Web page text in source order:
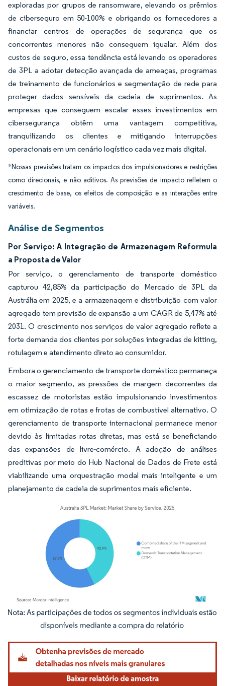
exploradas por grupos de ransomware, elevando os prêmios
de ciberseguro em 50-100% e obrigando os fornecedores a
financiar centros de operações de segurança que os
concorrentes menores não conseguem igualar. Além dos
custos de seguro, essa tendência está levando os operadores
de 3PL a adotar detecção avançada de ameaças, programas
de treinamento de funcionários e segmentação de rede para
proteger dados sensíveis da cadeia de suprimentos. As
empresas que conseguem escalar esses investimentos em
cibersegurança obtêm uma vantagem competitiva,
tranquilizando os clientes e mitigando interrupções
operacionais em um cenário logístico cada vez mais digital.
*Nossas previsões tratam os impactos dos impulsionadores e restrições
como direcionais, e não aditivos. As previsões de impacto refletem o
crescimento de base, os efeitos de composição e as interações entre
variáveis.
Análise de Segmentos
Por Serviço: A Integração de Armazenagem Reformula
a Proposta de Valor
Por serviço, o gerenciamento de transporte doméstico
capturou 42,85% da participação do Mercado de 3PL da
Austrália em 2025, e a armazenagem e distribuição com valor
agregado tem previsão de expansão a um CAGR de 5,47% até
2031. O crescimento nos serviços de valor agregado reflete a
forte demanda dos clientes por soluções integradas de kitting,
rotulagem e atendimento direto ao consumidor.
Embora o gerenciamento de transporte doméstico permaneça
o maior segmento, as pressões de margem decorrentes da
escassez de motoristas estão impulsionando investimentos
em otimização de rotas e frotas de combustível alternativo. O
gerenciamento de transporte internacional permanece menor
devido às limitadas rotas diretas, mas está se beneficiando
das expansões de livre-comércio. A adoção de análises
preditivas por meio do Hub Nacional de Dados de Frete está
viabilizando uma orquestração modal mais inteligente e um
planejamento de cadeia de suprimentos mais eficiente.
Imagem © Mordor Intelligence. O reuso requer atribuição conforme CC BY 4.0.